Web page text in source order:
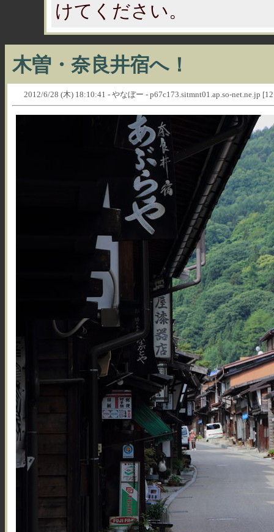
けてください。
木曽・奈良井宿へ！
2012/6/28 (木) 18:10:41 - やなぼー - p67c173.sitmnt01.ap.so-net.ne.jp